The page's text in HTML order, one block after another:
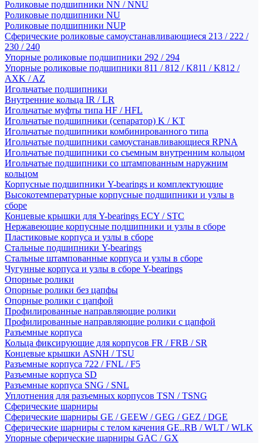
Роликовые подшипники NN / NNU
Роликовые подшипники NU
Роликовые подшипники NUP
Сферические роликовые самоустанавливающиеся 213 / 222 /
230 / 240
Упорные роликовые подшипники 292 / 294
Упорные роликовые подшипники 811 / 812 / K811 / K812 /
AXK / AZ
Игольчатые подшипники
Внутренние кольца IR / LR
Игольчатые муфты типа HF / HFL
Игольчатые подшипники (сепаратор) K / KT
Игольчатые подшипники комбинированного типа
Игольчатые подшипники самоустанавливающиеся RPNA
Игольчатые подшипники со съемным внутренним кольцом
Игольчатые подшипники со штампованным наружним
кольцом
Корпусные подшипники Y-bearings и комплектующие
Высокотемпературные корпусные подшипники и узлы в
сборе
Концевые крышки для Y-bearings ECY / STC
Нержавеющие корпусные подшипники и узлы в сборе
Пластиковые корпуса и узлы в сборе
Стальные подшипники Y-bearings
Стальные штампованные корпуса и узлы в сборе
Чугунные корпуса и узлы в сборе Y-bearings
Опорные ролики
Опорные ролики без цапфы
Опорные ролики с цапфой
Профилированные направляющие ролики
Профилированные направляющие ролики с цапфой
Разъемные корпуса
Кольца фиксирующие для корпусов FR / FRB / SR
Концевые крышки ASNH / TSU
Разъемные корпуса 722 / FNL / F5
Разъемные корпуса SD
Разъемные корпуса SNG / SNL
Уплотнения для разъемных корпусов TSN / TSNG
Сферические шарниры
Сферические шарниры GE / GEEW / GEG / GEZ / DGE
Сферические шарниры с телом качения GE..RB / WLT / WLK
Упорные сферические шарниры GAC / GX